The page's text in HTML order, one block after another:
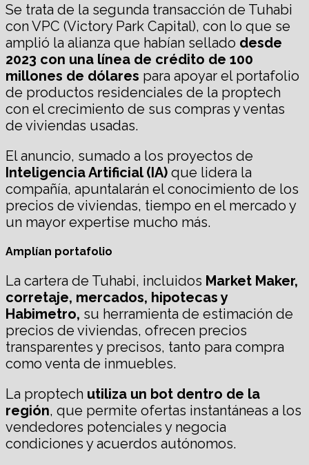
Se trata de la segunda transacción de Tuhabi
con VPC (Victory Park Capital), con lo que se
amplió la alianza que habían sellado desde
2023 con una línea de crédito de 100
millones de dólares para apoyar el portafolio
de productos residenciales de la proptech
con el crecimiento de sus compras y ventas
de viviendas usadas.
El anuncio, sumado a los proyectos de
Inteligencia Artificial (IA) que lidera la
compañía, apuntalarán el conocimiento de los
precios de viviendas, tiempo en el mercado y
un mayor expertise mucho más.
Amplían portafolio
La cartera de Tuhabi, incluidos Market Maker,
corretaje, mercados, hipotecas y
Habimetro, su herramienta de estimación de
precios de viviendas, ofrecen precios
transparentes y precisos, tanto para compra
como venta de inmuebles.
La proptech utiliza un bot dentro de la
región, que permite ofertas instantáneas a los
vendedores potenciales y negocia
condiciones y acuerdos autónomos.